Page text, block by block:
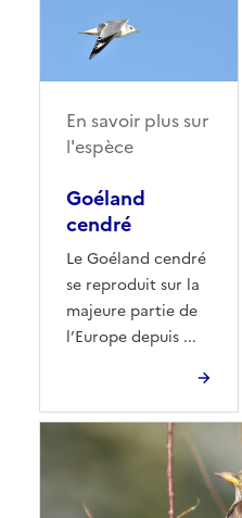
Goéland
cendré
Le Goéland cendré
se reproduit sur la
majeure partie de
l’Europe depuis ...
En savoir plus sur
l'espèce